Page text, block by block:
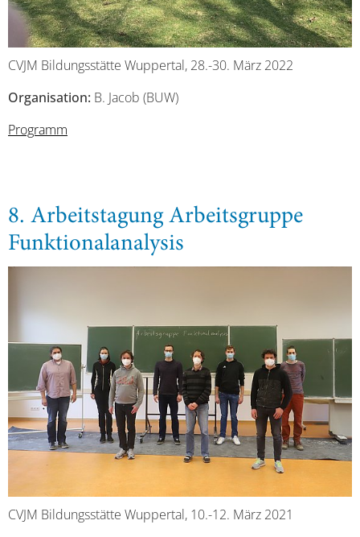
CVJM Bildungsstätte Wuppertal, 28.-30. März 2022
Organisation: B. Jacob (BUW)
Programm
8. Arbeitstagung Arbeitsgruppe
Funktionalanalysis
CVJM Bildungsstätte Wuppertal, 10.-12. März 2021